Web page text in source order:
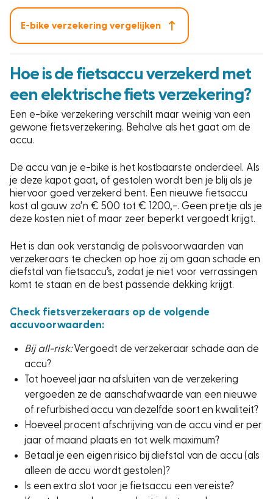
E-bike verzekering vergelijken
Hoe is de fietsaccu verzekerd met
een elektrische fiets verzekering?
Een e-bike verzekering verschilt maar weinig van een
gewone fietsverzekering. Behalve als het gaat om de
accu.
De accu van je e-bike is het kostbaarste onderdeel. Als
je deze kapot gaat, of gestolen wordt ben je blij als je
hiervoor goed verzekerd bent. Een nieuwe fietsaccu
kost al gauw zo’n € 500 tot € 1200,-. Geen pretje als je
deze kosten niet of maar zeer beperkt vergoedt krijgt.
Het is dan ook verstandig de polisvoorwaarden van
verzekeraars te checken op hoe zij om gaan schade en
diefstal van fietsaccu’s, zodat je niet voor verrassingen
komt te staan en de best passende dekking krijgt.
Check fietsverzekeraars op de volgende
accuvoorwaarden:
Bij all-risk:Vergoedt de verzekeraar schade aan de
accu?
Tot hoeveel jaar na afsluiten van de verzekering
vergoeden ze de aanschafwaarde van een nieuwe
of refurbished accu van dezelfde soort en kwaliteit?
Hoeveel procent afschrijving van de accu vind er per
jaar of maand plaats en tot welk maximum?
Betaal je een eigen risico bij diefstal van de accu (als
alleen de accu wordt gestolen)?
Is een extra slot voor je fietsaccu een vereiste?